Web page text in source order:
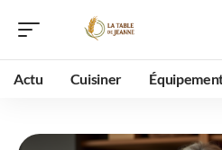
Actu Cuisiner